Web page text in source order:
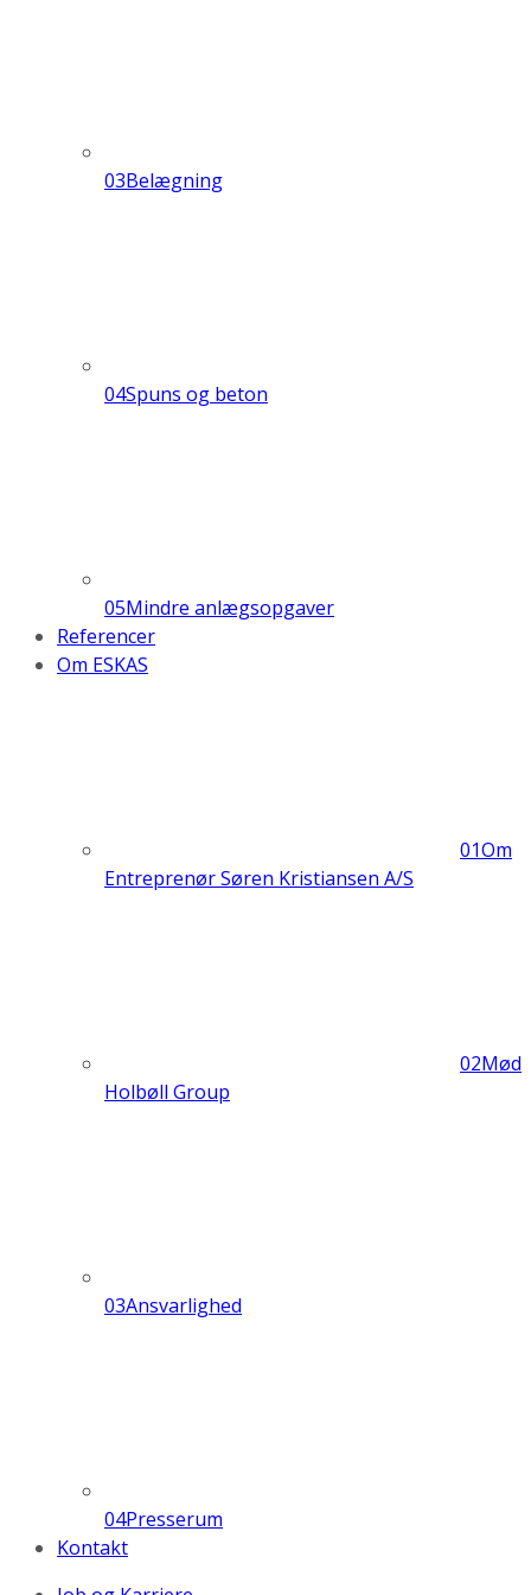
03Belægning
04Spuns og beton
05Mindre anlægsopgaver
Referencer
Om ESKAS
01Om
Entreprenør Søren Kristiansen A/S
02Mød
Holbøll Group
03Ansvarlighed
04Presserum
Kontakt